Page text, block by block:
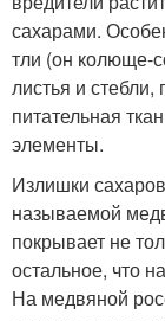
сахарами.
тли (он колюще-
листья и
питательная
элементы.
Излишки
называемой
покрывает не
остальное, что
На медвяной